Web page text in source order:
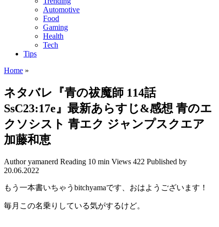
Automotive
Food
Gaming
Health
Tech
Tips
Home »
ネタバレ『青の祓魔師 114話
SsC23:17e』最新あらすじ&感想 青のエ
クソシスト 青エク ジャンプスクエア
加藤和恵
Author yamanerd Reading 10 min Views 422 Published by
20.06.2022
もう一本書いちゃうbitchyamaです、おはようございます！
毎月この名乗りしている気がするけど。